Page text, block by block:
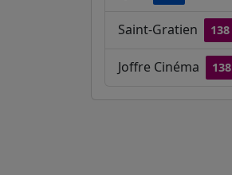
Saint-Gratien 138
Joffre Cinéma 138